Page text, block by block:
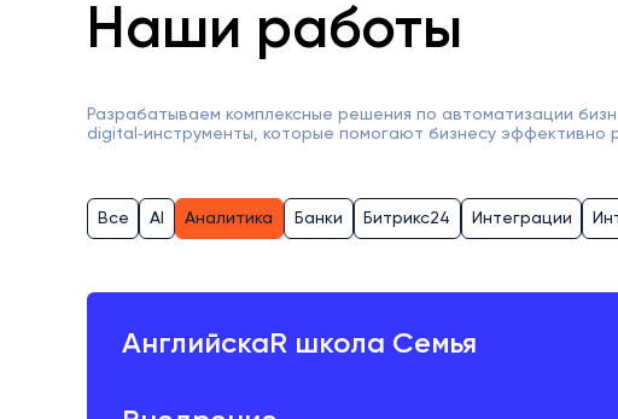
Наши работы
Разрабатываем комплексные решения по автоматизации
digital‑инструменты, которые помогают бизнесу эффективно
Все AI Аналитика Банки Битрикс24 Интеграции
АнглийскаR школа Семья